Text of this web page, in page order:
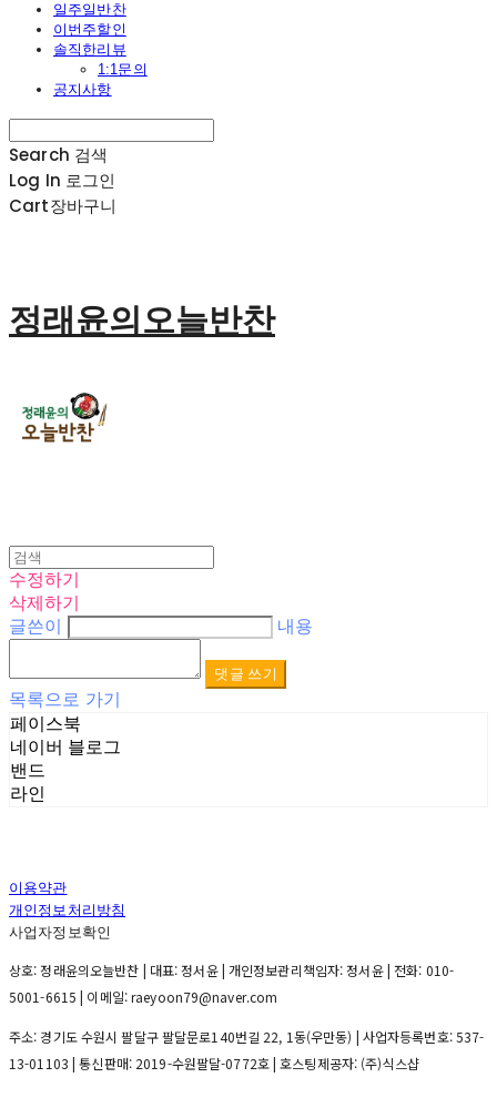
일주일반찬
이번주할인
솔직한리뷰
1:1문의
공지사항
Search 검색
Log In 로그인
Cart장바구니
정래윤의오늘반찬
수정하기
삭제하기
글쓴이
내용
댓글 쓰기
목록으로 가기
페이스북
네이버 블로그
밴드
라인
이용약관
개인정보처리방침
사업자정보확인
상호: 정래윤의오늘반찬 | 대표: 정서윤 | 개인정보관리책임자: 정서윤 | 전화: 010-
5001-6615 | 이메일: raeyoon79@naver.com
주소: 경기도 수원시 팔달구 팔달문로140번길 22, 1동(우만동) | 사업자등록번호:537-
13-01103 | 통신판매: 2019-수원팔달-0772호| 호스팅제공자: (주)식스샵